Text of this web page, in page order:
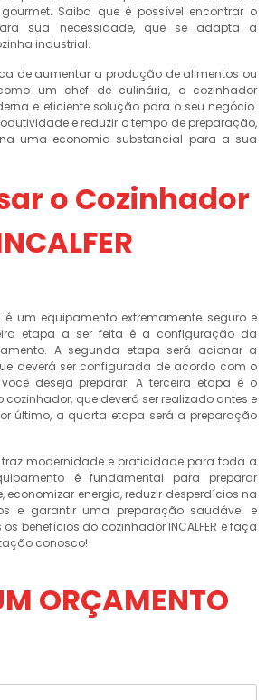
Saiba que é possível encontrar o
sua necessidade, que se adapta a
industrial.
de aumentar a produção de alimentos ou
um chef de culinária, o cozinhador
e eficiente solução para o seu negócio.
e reduzir o tempo de preparação,
uma economia substancial para a sua
o Cozinhador
é um equipamento extremamente seguro e
etapa a ser feita é a configuração da
A segunda etapa será acionar a
deverá ser configurada de acordo com o
deseja preparar. A terceira etapa é o
cozinhador, que deverá ser realizado antes e
último, a quarta etapa será a preparação
traz modernidade e praticidade para toda a
é fundamental para preparar
economizar energia, reduzir desperdícios na
e garantir uma preparação saudável e
benefícios do cozinhador INCALFER e faça
conosco!
ORÇAMENTO